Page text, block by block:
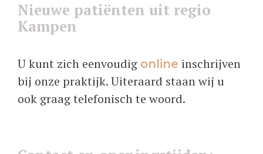
Nieuwe patiënten uit regio
Kampen
U kunt zich eenvoudig online inschrijven
bij onze praktijk. Uiteraard staan wij u
ook graag telefonisch te woord.